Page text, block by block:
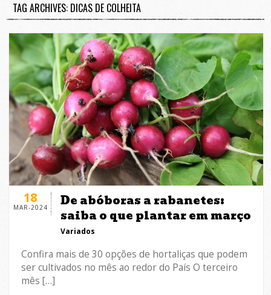
TAG ARCHIVES: DICAS DE COLHEITA
18
MAR-2024
De abóboras a rabanetes:
saiba o que plantar em março
Variados
Confira mais de 30 opções de hortaliças que podem
ser cultivados no mês ao redor do País O terceiro
mês […]